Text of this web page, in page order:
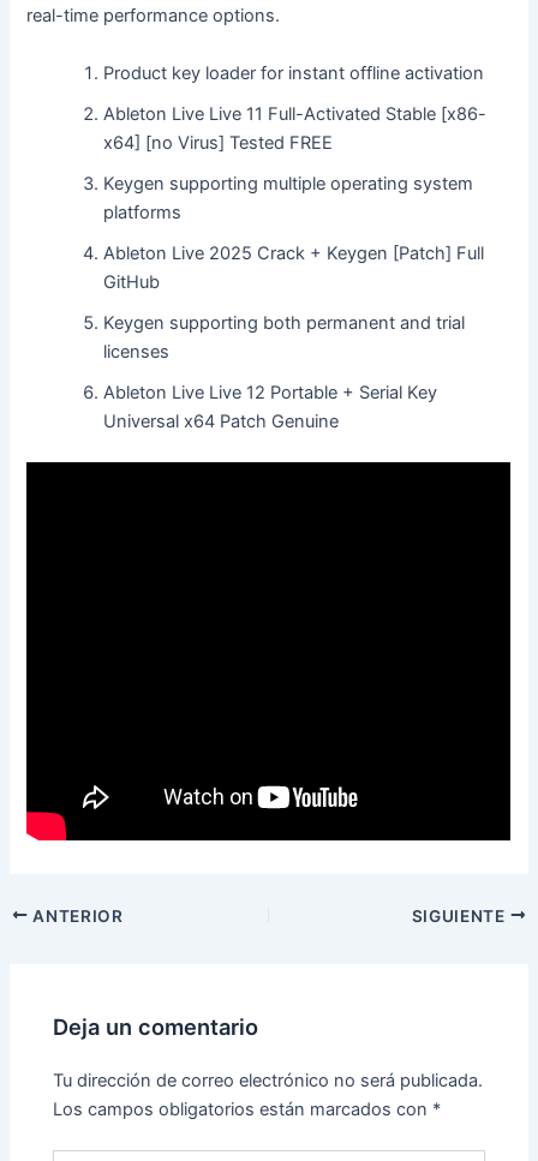
real-time performance options.
Product key loader for instant offline activation
Ableton Live Live 11 Full-Activated Stable [x86-
x64] [no Virus] Tested FREE
Keygen supporting multiple operating system
platforms
Ableton Live 2025 Crack + Keygen [Patch] Full
GitHub
Keygen supporting both permanent and trial
licenses
Ableton Live Live 12 Portable + Serial Key
Universal x64 Patch Genuine
ANTERIOR SIGUIENTE
Deja un comentario
Tu dirección de correo electrónico no será publicada.
Los campos obligatorios están marcados con *